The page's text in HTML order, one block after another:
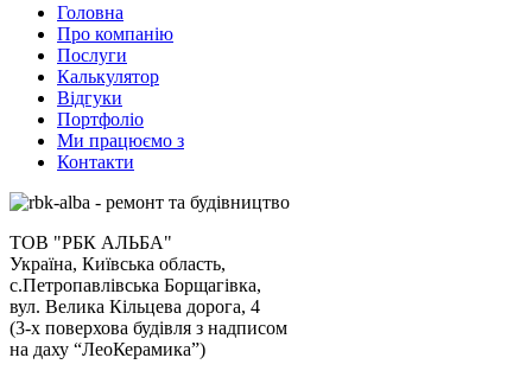
Головна
Про компанію
Послуги
Калькулятор
Відгуки
Портфоліо
Ми працюємо з
Контакти
ТОВ "РБК АЛЬБА"
Україна, Київська область,
с.Петропавлівська Борщагівка,
вул. Велика Кільцева дорога, 4
(3-х поверхова будівля з надписом
на даху “ЛеоКерамика”)